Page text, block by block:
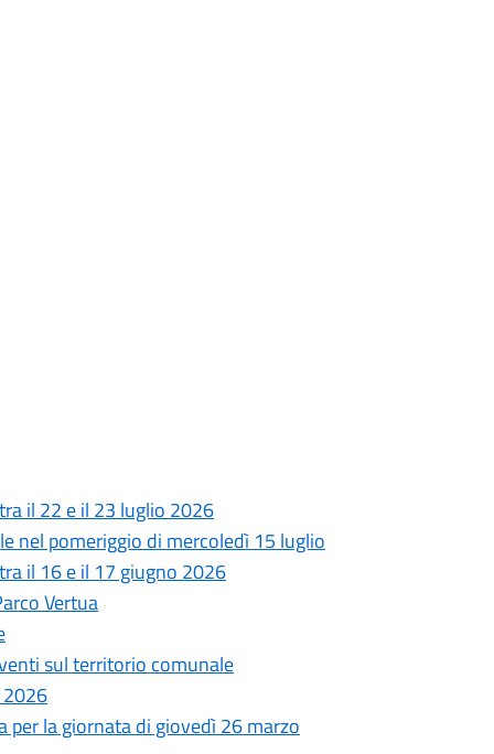
il 22 e il 23 luglio 2026
nel pomeriggio di mercoledì 15 luglio
il 16 e il 17 giugno 2026
Vertua
sul territorio comunale
2026
per la giornata di giovedì 26 marzo